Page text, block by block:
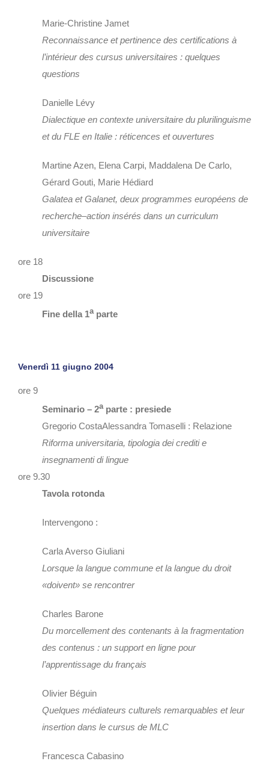
Marie-Christine Jamet
Reconnaissance et pertinence des certifications à
l’intérieur des cursus universitaires : quelques
questions
Danielle Lévy
Dialectique en contexte universitaire du plurilinguisme
et du FLE en Italie : réticences et ouvertures
Martine Azen, Elena Carpi, Maddalena De Carlo,
Gérard Gouti, Marie Hédiard
Galatea et Galanet, deux programmes européens de
recherche–action insérés dans un curriculum
universitaire
ore 18
Discussione
ore 19
Fine della 1aparte
Venerdì 11 giugno 2004
ore 9
Seminario – 2aparte : presiede
Gregorio CostaAlessandra Tomaselli : Relazione
Riforma universitaria, tipologia dei crediti e
insegnamenti di lingue
ore 9.30
Tavola rotonda
Intervengono :
Carla Averso Giuliani
Lorsque la langue commune et la langue du droit
«doivent» se rencontrer
Charles Barone
Du morcellement des contenants à la fragmentation
des contenus : un support en ligne pour
l’apprentissage du français
Olivier Béguin
Quelques médiateurs culturels remarquables et leur
insertion dans le cursus de MLC
Francesca Cabasino